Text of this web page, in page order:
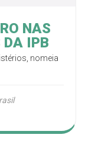
NAS
DA IPB
nomeia